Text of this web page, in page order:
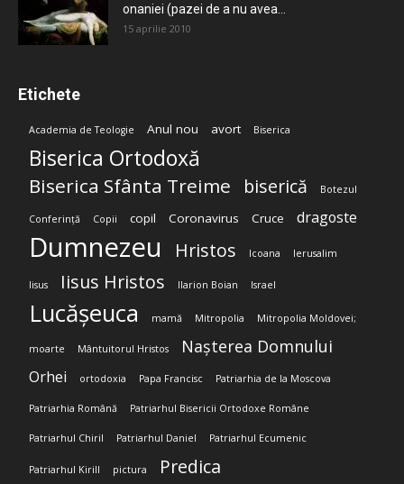
onaniei (pazei de a nu avea...
15 aprilie 2010
Etichete
Academia de Teologie Anul nou avort Biserica
Biserica Ortodoxă
Biserica Sfânta Treime biserică Botezul
Conferință Copii copil Coronavirus Cruce dragoste
Dumnezeu Hristos Icoana Ierusalim
Iisus Iisus Hristos Ilarion Boian Israel
Lucășeuca mamă Mitropolia Mitropolia Moldovei;
moarte Mântuitorul Hristos Nașterea Domnului
Orhei ortodoxia Papa Francisc Patriarhia de la Moscova
Patriarhia Română Patriarhul Bisericii Ortodoxe Române
Patriarhul Chiril Patriarhul Daniel Patriarhul Ecumenic
Patriarhul Kirill pictura Predica